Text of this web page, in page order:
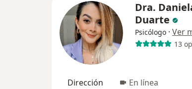
Dra.
Duarte
Psicólogo · Ver
13
Dirección En línea